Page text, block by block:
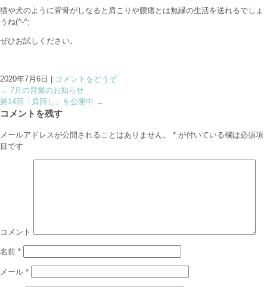
猫や犬のように背骨がしなると肩こりや腰痛とは無縁の生活を送れるでしょ
うね(^-^;
ぜひお試しください。
2020年7月6日
コメントをどうぞ
← 7月の営業のお知らせ
第14回「肩回し」を公開中 →
コメントを残す
メールアドレスが公開されることはありません。 * が付いている欄は必須項
目です
コメント
名前 *
メール *